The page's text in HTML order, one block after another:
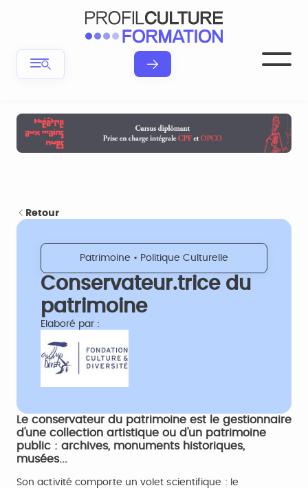
Retour
Patrimoine • Politique Culturelle
Conservateur.trice du
patrimoine
Elaboré par :
Le conservateur du patrimoine est le gestionnaire
d'une collection artistique ou d'un patrimoine
public : archives, monuments historiques,
musées...
Son activité comporte un volet scientifique : le